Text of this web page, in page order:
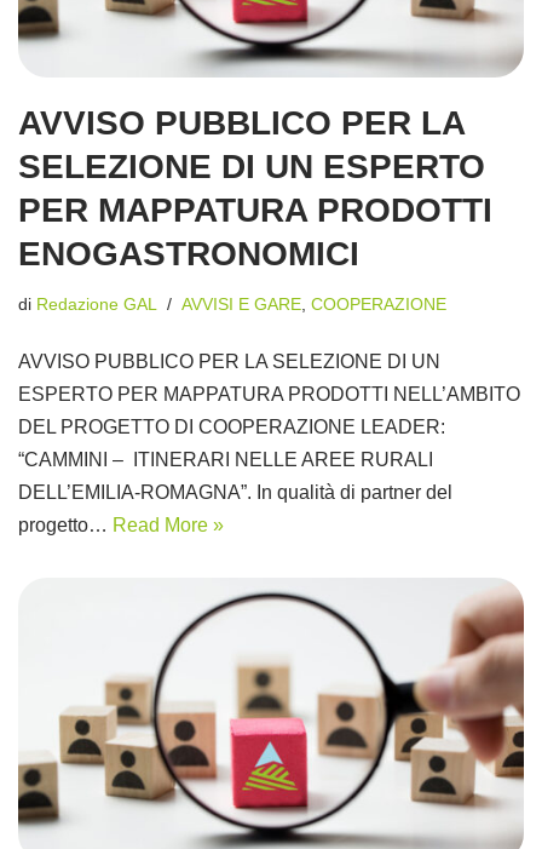
AVVISO PUBBLICO PER LA
SELEZIONE DI UN ESPERTO
PER MAPPATURA PRODOTTI
ENOGASTRONOMICI
di Redazione GAL AVVISI E GARE COOPERAZIONE
AVVISO PUBBLICO PER LA SELEZIONE DI UN
ESPERTO PER MAPPATURA PRODOTTI NELL’AMBITO
DEL PROGETTO DI COOPERAZIONE LEADER:
“CAMMINI – ITINERARI NELLE AREE RURALI
DELL’EMILIA-ROMAGNA”. In qualità di partner del
progetto… Read More »